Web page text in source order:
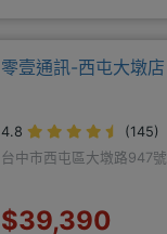
零壹通訊-西屯大墩店
4.8
(145)
台中市西屯區大墩路947號
$39,390